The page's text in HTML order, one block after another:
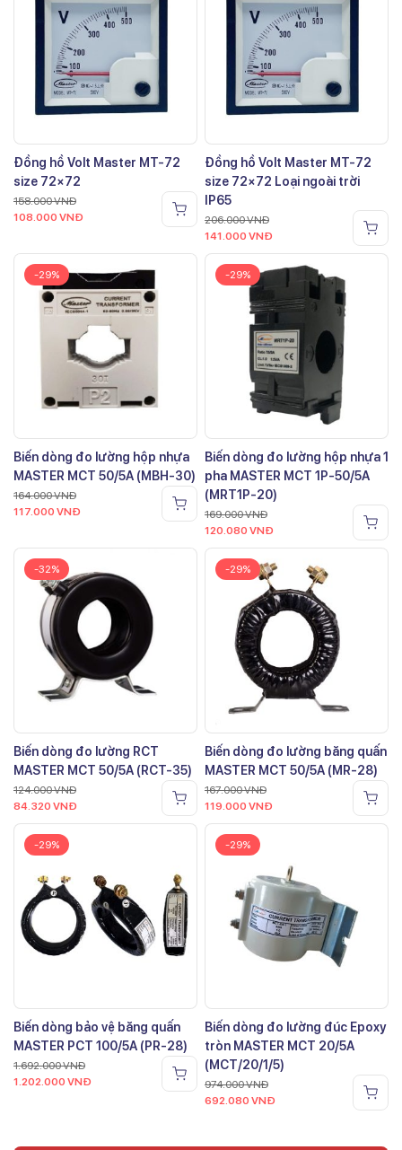
Đồng hồ Volt Master MT-72
size 72×72
158.000VNĐ
108.000 VNĐ
Đồng hồ Volt Master MT-72
size 72×72 Loại ngoài trời
IP65
206.000VNĐ
141.000 VNĐ
-29%
Biến dòng đo lường hộp nhựa
MASTER MCT 50/5A (MBH-30)
164.000VNĐ
117.000 VNĐ
-29%
Biến dòng đo lường hộp nhựa 1
pha MASTER MCT 1P-50/5A
(MRT1P-20)
169.000VNĐ
120.080 VNĐ
-32%
Biến dòng đo lường RCT
MASTER MCT 50/5A (RCT-35)
124.000VNĐ
84.320 VNĐ
-29%
Biến dòng đo lường băng quấn
MASTER MCT 50/5A (MR-28)
167.000VNĐ
119.000 VNĐ
-29%
Biến dòng bảo vệ băng quấn
MASTER PCT 100/5A (PR-28)
1.692.000VNĐ
1.202.000 VNĐ
-29%
Biến dòng đo lường đúc Epoxy
tròn MASTER MCT 20/5A
(MCT/20/1/5)
974.000VNĐ
692.080 VNĐ